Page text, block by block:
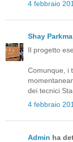
4 febbraio
Shay
Il progetto
Comunque, i
dei tecnici
4 febbraio
Admin ha